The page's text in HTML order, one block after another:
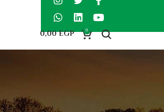
0
0,00EGP